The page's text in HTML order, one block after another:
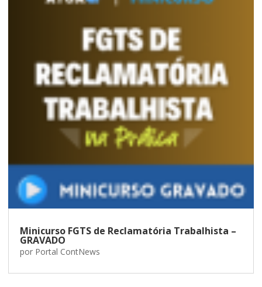
Minicurso FGTS de Reclamatória Trabalhista –
GRAVADO
por Portal ContNews